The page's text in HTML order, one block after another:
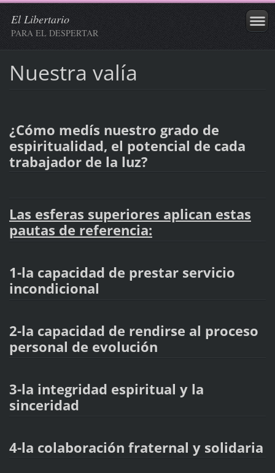
El Libertario
PARA EL DESPERTAR
Nuestra valía
¿Cómo medís nuestro grado de
espiritualidad, el potencial de cada
trabajador de la luz?
Las esferas superiores aplican estas
pautas de referencia:
1-la capacidad de prestar servicio
incondicional
2-la capacidad de rendirse al proceso
personal de evolución
3-la integridad espiritual y la
sinceridad
4-la colaboración fraternal y solidaria